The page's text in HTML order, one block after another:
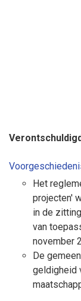
Het
projecten'
in de
van
november
De
geldigheid